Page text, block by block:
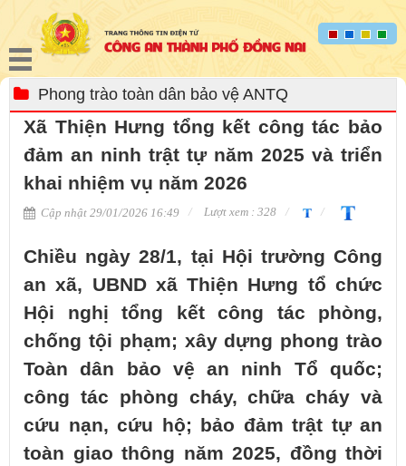
Phong trào toàn dân bảo vệ ANTQ
Xã Thiện Hưng tổng kết công tác bảo
đảm an ninh trật tự năm 2025 và triển
khai nhiệm vụ năm 2026
Cập nhật 29/01/2026 16:49 Lượt xem : 328
Chiều ngày 28/1, tại Hội trường Công
an xã, UBND xã Thiện Hưng tổ chức
Hội nghị tổng kết công tác phòng,
chống tội phạm; xây dựng phong trào
Toàn dân bảo vệ an ninh Tổ quốc;
công tác phòng cháy, chữa cháy và
cứu nạn, cứu hộ; bảo đảm trật tự an
toàn giao thông năm 2025, đồng thời